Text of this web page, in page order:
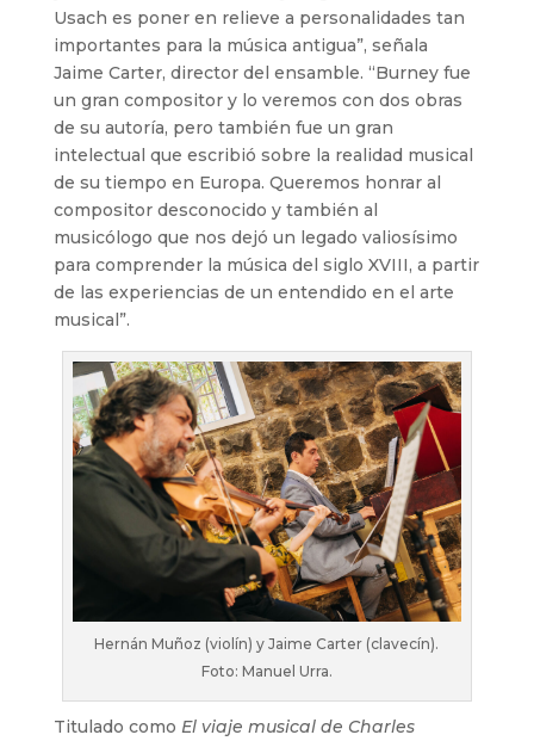
Usach es poner en relieve a personalidades tan
importantes para la música antigua”, señala
Jaime Carter, director del ensamble. “Burney fue
un gran compositor y lo veremos con dos obras
de su autoría, pero también fue un gran
intelectual que escribió sobre la realidad musical
de su tiempo en Europa. Queremos honrar al
compositor desconocido y también al
musicólogo que nos dejó un legado valiosísimo
para comprender la música del siglo XVIII, a partir
de las experiencias de un entendido en el arte
musical”.
Hernán Muñoz (violín) y Jaime Carter (clavecín).
Foto: Manuel Urra.
Titulado como El viaje musical de Charles